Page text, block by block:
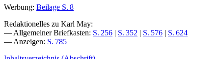
Werbung: Beilage S. 8
Redaktionelles zu Karl May:
— Allgemeiner Briefkasten: S. 256 | S. 352 | S. 576 | S. 624
— Anzeigen: S. 785